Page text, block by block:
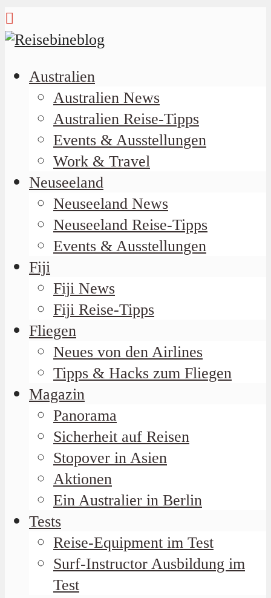
Australien
Australien News
Australien Reise-Tipps
Events & Ausstellungen
Work & Travel
Neuseeland
Neuseeland News
Neuseeland Reise-Tipps
Events & Ausstellungen
Fiji
Fiji News
Fiji Reise-Tipps
Fliegen
Neues von den Airlines
Tipps & Hacks zum Fliegen
Magazin
Panorama
Sicherheit auf Reisen
Stopover in Asien
Aktionen
Ein Australier in Berlin
Tests
Reise-Equipment im Test
Surf-Instructor Ausbildung im
Test